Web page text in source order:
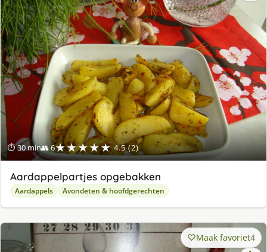
⏱ 30 min👥 6★★★★★ 4.5 (2)
Aardappelpartjes opgebakken
Aardappels Avondeten & hoofdgerechten
Maak favoriet4